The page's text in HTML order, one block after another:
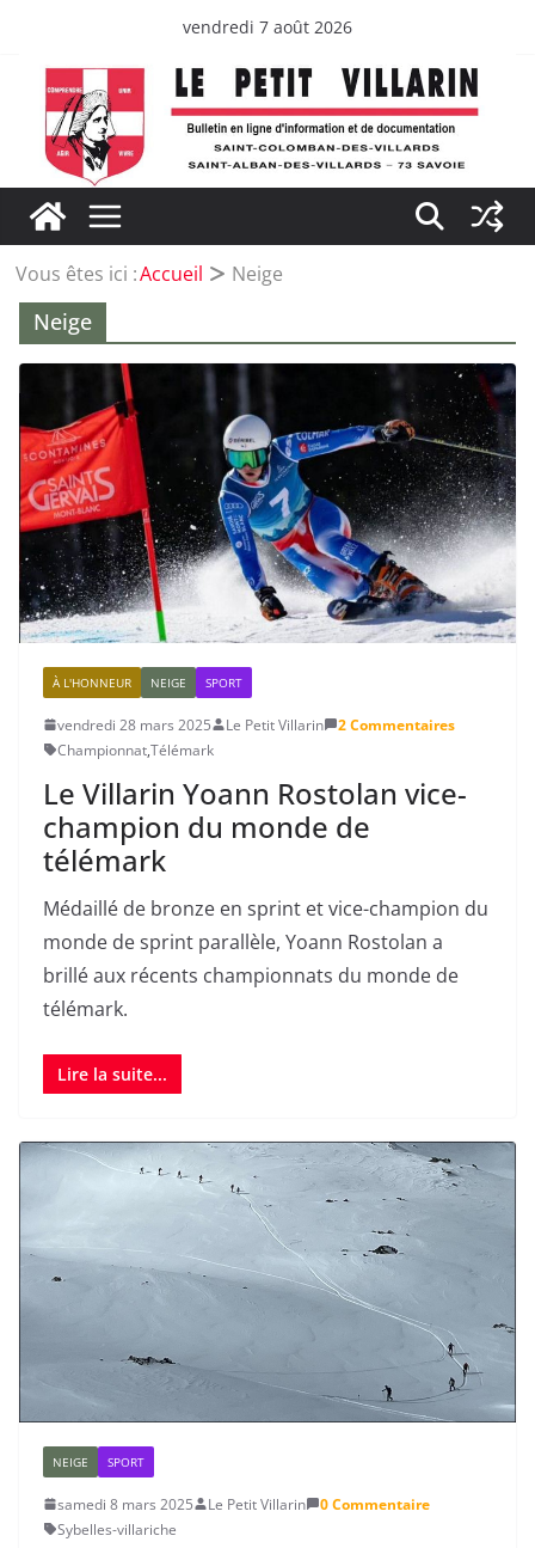
contenu
vendredi 7 août 2026
Vous êtes ici :Accueil Neige
Neige
À L'HONNEUR NEIGE SPORT
vendredi 28 mars 2025 Le Petit Villarin
2 Commentaires
Championnat,Télémark
Le Villarin Yoann Rostolan vice-
champion du monde de
télémark
Médaillé de bronze en sprint et vice-champion du
monde de sprint parallèle, Yoann Rostolan a
brillé aux récents championnats du monde de
télémark.
Lire la suite...
NEIGE SPORT
samedi 8 mars 2025 Le Petit Villarin
0 Commentaire
Sybelles-villariche